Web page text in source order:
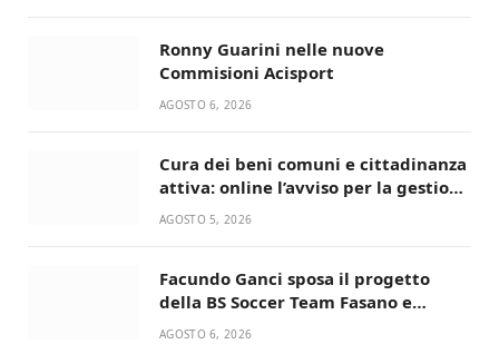
Ronny Guarini nelle nuove
Commisioni Acisport
AGOSTO 6, 2026
Cura dei beni comuni e cittadinanza
attiva: online l’avviso per la gestione
condivisa della Villetta di Laureto
AGOSTO 5, 2026
Facundo Ganci sposa il progetto
della BS Soccer Team Fasano e
ritorna in campo
AGOSTO 6, 2026